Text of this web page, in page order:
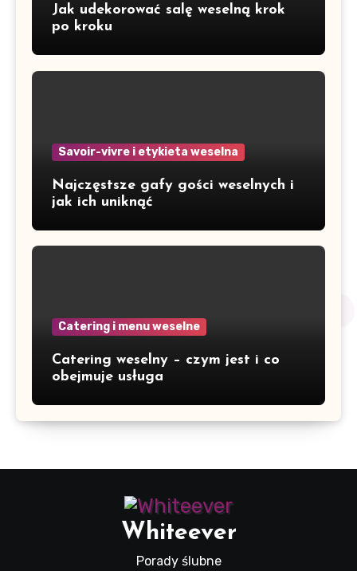
Jak udekorować salę weselną krok
po kroku
Savoir-vivre i etykieta weselna
Najczęstsze gafy gości weselnych i
jak ich uniknąć
Catering i menu weselne
Catering weselny – czym jest i co
obejmuje usługa
Whiteever
Porady ślubne